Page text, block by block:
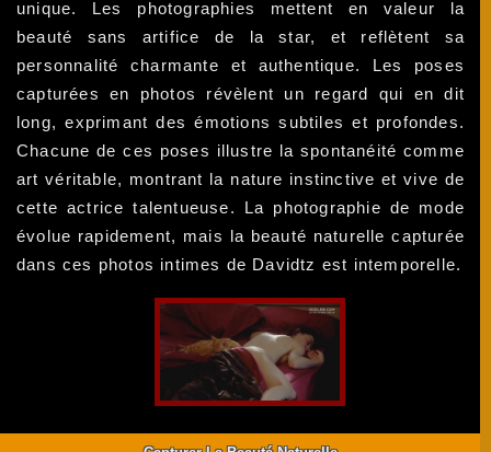
unique. Les photographies mettent en valeur la
beauté sans artifice de la star, et reflètent sa
personnalité charmante et authentique. Les poses
capturées en photos révèlent un regard qui en dit
long, exprimant des émotions subtiles et profondes.
Chacune de ces poses illustre la spontanéité comme
art véritable, montrant la nature instinctive et vive de
cette actrice talentueuse. La photographie de mode
évolue rapidement, mais la beauté naturelle capturée
dans ces photos intimes de Davidtz est intemporelle.